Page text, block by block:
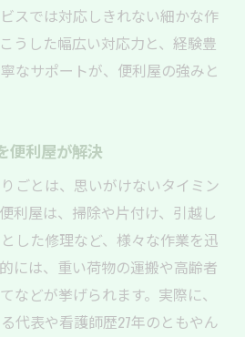
する主な作業内容を紹介
立つ便利屋のサポート範囲
い作業内容で暮らしが快適に
による多様なサポート実例
ることと依頼内容の選び方
屋に何を相談できるのか
できる内容を具体例で解説
便利屋に相談するメリット
ごとは便利屋が親身に対応
する際の相談ポイント
スでは対応しきれない細かな作
うした幅広い対応力と、経験豊
なサポートが、便利屋の強みと
便利屋が解決
ごとは、思いがけないタイミン
利屋は、掃除や片付け、引越し
した修理など、様々な作業を迅
には、重い荷物の運搬や高齢者
などが挙げられます。実際に、
代表や看護師歴27年のともやん